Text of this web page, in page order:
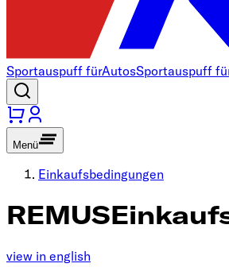
Sportauspuff fürAutosSportauspuff
Menü
Einkaufsbedingungen
REMUS
view in english